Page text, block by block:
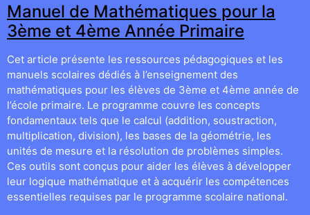
Manuel de Mathématiques pour la
3ème et 4ème Année Primaire
Cet article présente les ressources pédagogiques et les
manuels scolaires dédiés à l’enseignement des
mathématiques pour les élèves de 3ème et 4ème année de
l’école primaire. Le programme couvre les concepts
fondamentaux tels que le calcul (addition, soustraction,
multiplication, division), les bases de la géométrie, les
unités de mesure et la résolution de problèmes simples.
Ces outils sont conçus pour aider les élèves à développer
leur logique mathématique et à acquérir les compétences
essentielles requises par le programme scolaire national.